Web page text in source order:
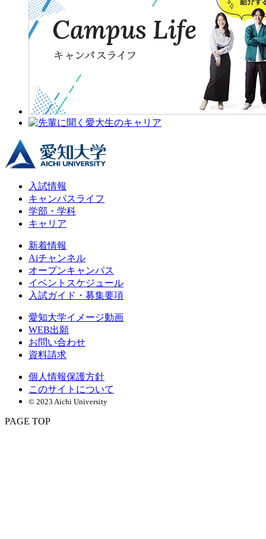
入試情報
キャンパスライフ
学部・学科
キャリア
新着情報
Aiチャンネル
オープンキャンパス
イベントスケジュール
入試ガイド・募集要項
愛知大学イメージ動画
WEB出願
お問い合わせ
資料請求
個人情報保護方針
このサイトについて
© 2023 Aichi University
PAGE TOP